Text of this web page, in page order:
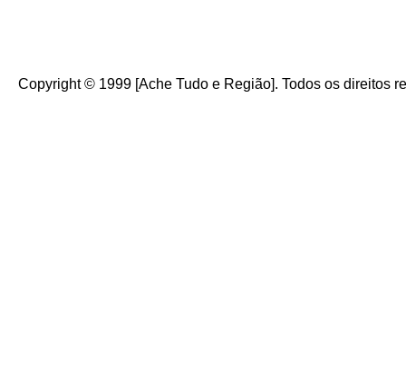
Copyright © 1999 [Ache Tudo e Região]. Todos os direitos